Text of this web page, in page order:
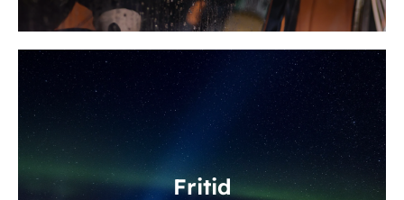
Fritid